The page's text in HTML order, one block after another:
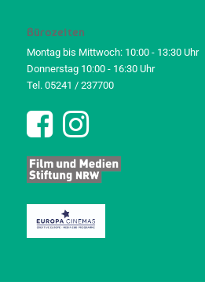
Bürozeiten
Montag bis Mittwoch: 10:00 - 13:30 Uhr
Donnerstag 10:00 - 16:30 Uhr
Tel. 05241 / 237700